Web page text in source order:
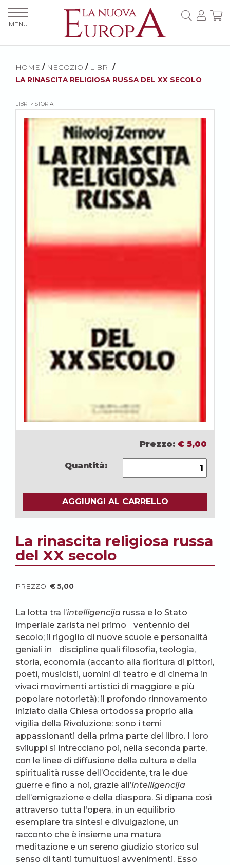
HOME / NEGOZIO / LIBRI /
LA RINASCITA RELIGIOSA RUSSA DEL XX SECOLO
LIBRI > STORIA
Prezzo: € 5,00
Quantità:
AGGIUNGI AL CARRELLO
La rinascita religiosa russa
del XX secolo
PREZZO: €5,00
La lotta tra l’intelligencija russa e lo Stato
imperiale zarista nel primo ventennio del
secolo; il rigoglio di nuove scuole e personalità
geniali in discipline quali filosofia, teologia,
storia, economia (accanto alla fioritura di pittori,
poeti, musicisti, uomini di teatro e di cinema in
vivaci movimenti artistici di maggiore e più
popolare notorietà); il profondo rinnovamento
iniziato dalla Chiesa ortodossa proprio alla
vigilia della Rivoluzione: sono i temi
appassionanti della prima parte del libro. I loro
sviluppi si intrecciano poi, nella seconda parte,
con le linee di diffusione della cultura e della
spiritualità russe dell’Occidente, tra le due
guerre e fino a noi, grazie all’intelligencija
dell’emigrazione e della diaspora. Si dipana così
attraverso tutta l’opera, in un equilibrio
esemplare tra sintesi e divulgazione, un
racconto che è insieme una matura
meditazione e un sereno giudizio storico sul
senso di tanti tumultuosi avvenimenti. Esso
MENU